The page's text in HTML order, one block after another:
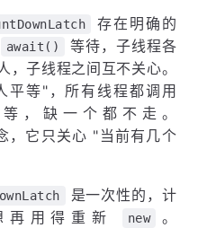
存在明确的
await()
等待，子线程各
，子线程之间互不关心。
平等"，所有线程都调用
，缺一个都不走。
，它只关心 "当前有几个
是一次性的，计
再用得重新
new 。